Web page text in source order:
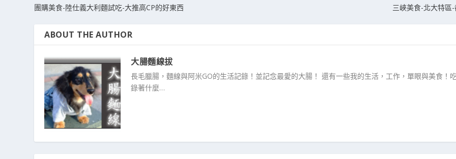
團購美食-陸仕義大利麵試吃-大推高CP的好東西 三峽美食-北大特區
ABOUT THE AUTHOR
大腸麵線拔
長毛臘腸，麵線與阿米GO的生活記錄！並記念最愛的大腸！ 還有一些我的生活，工作，單眼與美食
錄著什麼…